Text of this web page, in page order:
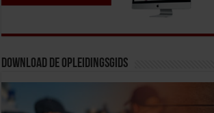
Download de opleidingsgids